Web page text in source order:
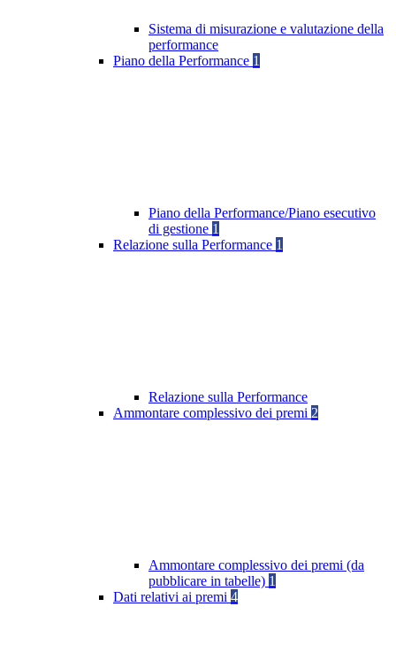
Sistema di misurazione e valutazione della
performance
Piano della Performance 1
Piano della Performance/Piano esecutivo
di gestione 1
Relazione sulla Performance 1
Relazione sulla Performance
Ammontare complessivo dei premi 2
Ammontare complessivo dei premi (da
pubblicare in tabelle) 1
Dati relativi ai premi 4